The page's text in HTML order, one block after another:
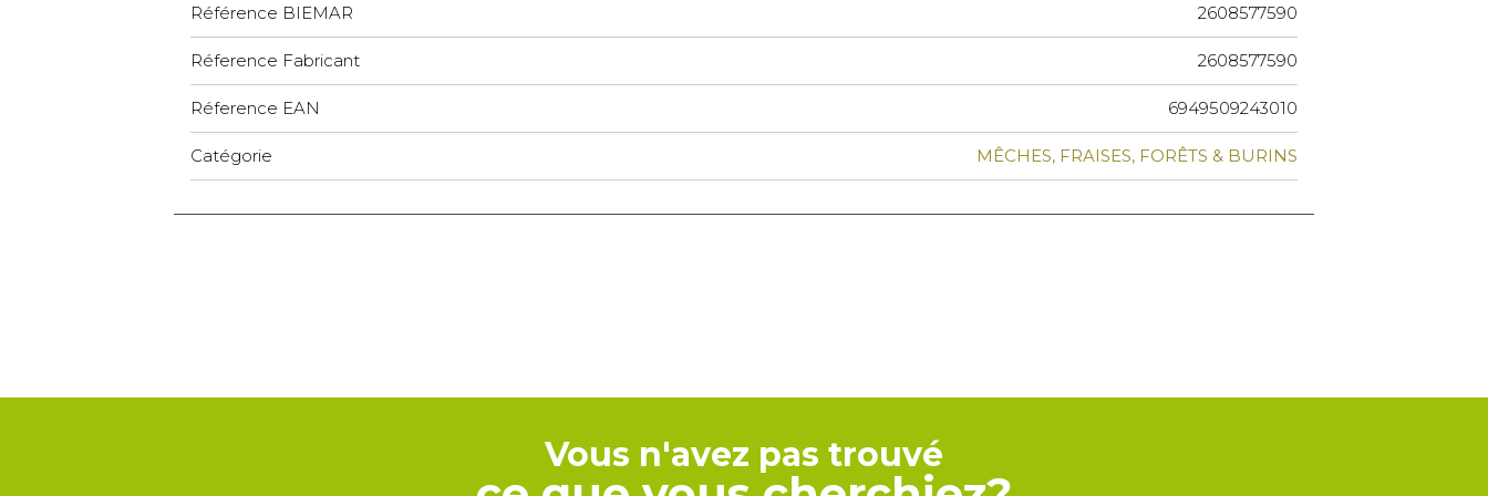
Référence BIEMAR 2608577590
Réference Fabricant 2608577590
Réference EAN 6949509243010
Catégorie MÊCHES, FRAISES, FORÊTS & BURINS
Vous n'avez pas trouvé